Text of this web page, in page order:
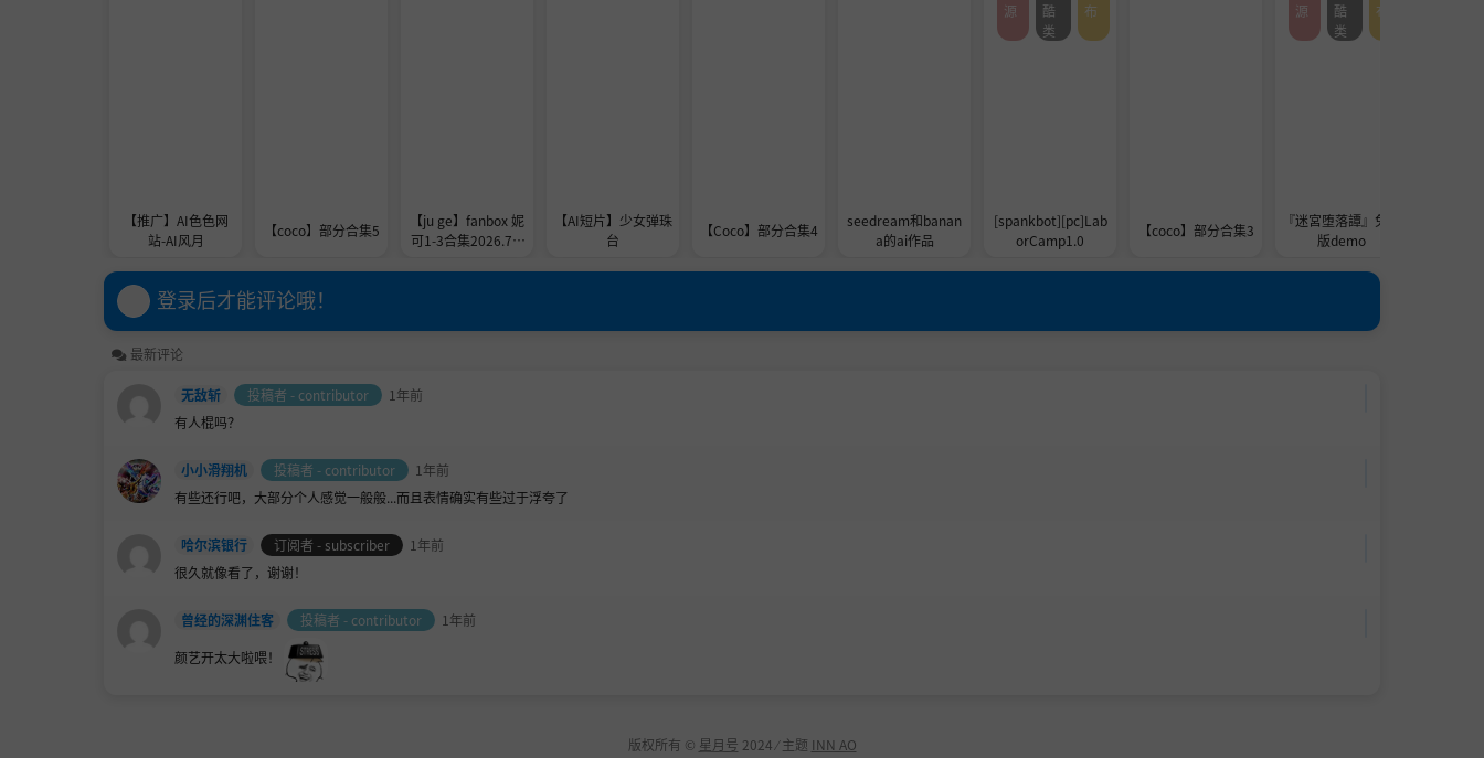
【推广】AI色色网
站-AI风月
【coco】部分合集5
【ju ge】fanbox 妮
可1-3合集2026.7.2
【AI短片】少女弹珠
台
【Coco】部分合集4
seedream和banan
a的ai作品
[spankbot][pc]Lab
orCamp1.0
源
酷
类
布
【coco】部分合集3
『迷宮堕落譚』免费
版demo
源
酷
类
布
登录后才能评论哦！
最新评论
无敌斩 投稿者 - contributor
1年前
有人棍吗？
小小滑翔机 投稿者 - contributor
1年前
有些还行吧，大部分个人感觉一般般...而且表情确实有些过于浮夸了
哈尔滨银行 订阅者 - subscriber
1年前
很久就像看了，谢谢！
曾经的深渊住客 投稿者 - contributor 1年前
颜艺开太大啦喂！
版权所有 © 星月号 2024 ⁄ 主题 INN AO